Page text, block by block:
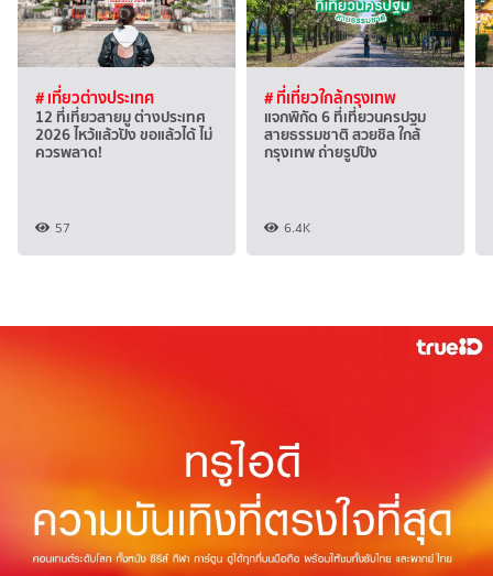
# เที่ยวต่างประเทศ
12 ที่เที่ยวสายมู ต่างประเทศ
2026 ไหว้แล้วปัง ขอแล้วได้ ไม่
ควรพลาด!
57
# ที่เที่ยวใกล้กรุงเทพ
แจกพิกัด 6 ที่เที่ยวนครปฐม
สายธรรมชาติ สวยชิล ใกล้
กรุงเทพ ถ่ายรูปปัง
6.4K